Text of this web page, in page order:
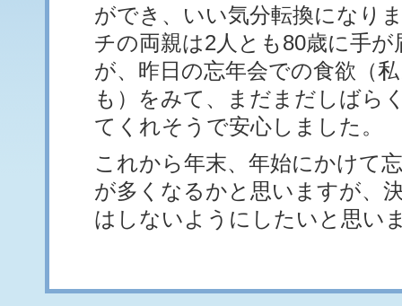
ができ、いい気分転換になり
チの両親は2人とも80歳に手
が、昨日の忘年会での食欲（
も）をみて、まだまだしばら
てくれそうで安心しました。
これから年末、年始にかけて
が多くなるかと思いますが、
はしないようにしたいと思い